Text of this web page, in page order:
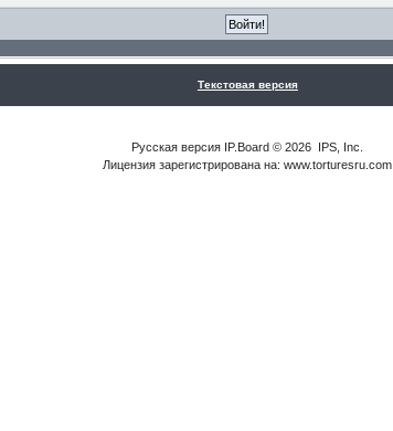
Текстовая версия
Русская версия IP.Board© 2026 IPS, Inc
Лицензия зарегистрирована на: www.torturesru.com